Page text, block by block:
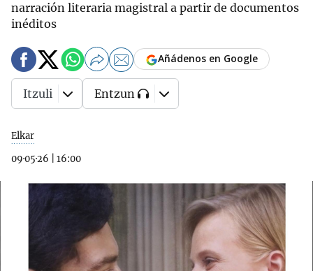
narración literaria magistral a partir de documentos
inéditos
Elkar
09·05·26
16:00
Añádenos en Google
Itzuli Entzun